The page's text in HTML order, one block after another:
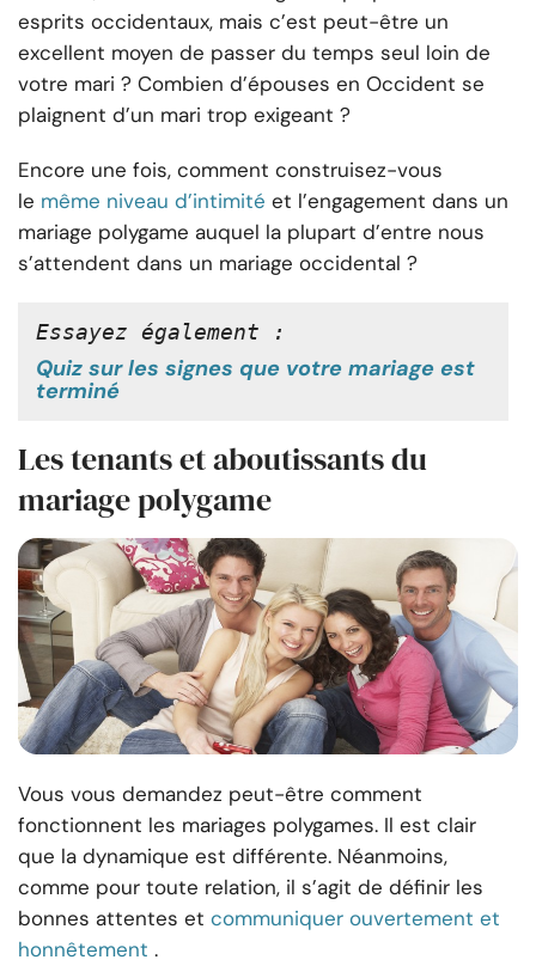
esprits occidentaux, mais c’est peut-être un
excellent moyen de passer du temps seul loin de
votre mari ? Combien d’épouses en Occident se
plaignent d’un mari trop exigeant ?
Encore une fois, comment construisez-vous
le même niveau d’intimité et l’engagement dans un
mariage polygame auquel la plupart d’entre nous
s’attendent dans un mariage occidental ?
Essayez également :
Quiz sur les signes que votre mariage est
terminé
Les tenants et aboutissants du
mariage polygame
Vous vous demandez peut-être comment
fonctionnent les mariages polygames. Il est clair
que la dynamique est différente. Néanmoins,
comme pour toute relation, il s’agit de définir les
bonnes attentes et communiquer ouvertement et
honnêtement .